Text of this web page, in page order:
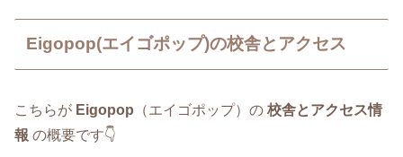
Eigopop(エイゴポップ)の校舎とアクセス
こちらが Eigopop （エイゴポップ）の 校舎とアクセス情
報 の概要です👇